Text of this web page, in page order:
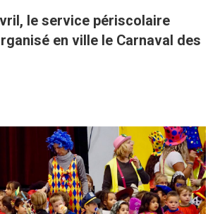
le service périscolaire
en ville le Carnaval des